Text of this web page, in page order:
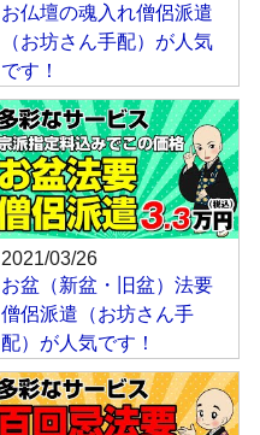
お仏壇の魂入れ僧侶派遣
（お坊さん手配）が人気
です！
2021/03/26
お盆（新盆・旧盆）法要
僧侶派遣（お坊さん手
配）が人気です！